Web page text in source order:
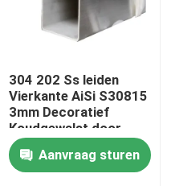
304 202 Ss leiden
Vierkante AiSi S30815
3mm Decoratief
Koudgewalst door
buizen Gebruik 201
Aanvraag sturen